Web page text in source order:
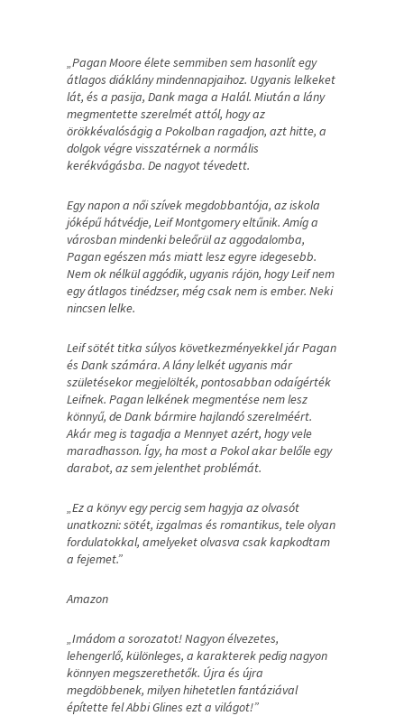
„Pagan Moore élete semmiben sem hasonlít egy
átlagos diáklány mindennapjaihoz. Ugyanis lelkeket
lát, és a pasija, Dank maga a Halál. Miután a lány
megmentette szerelmét attól, hogy az
örökkévalóságig a Pokolban ragadjon, azt hitte, a
dolgok végre visszatérnek a normális
kerékvágásba. De nagyot tévedett.
Egy napon a női szívek megdobbantója, az iskola
jóképű hátvédje, Leif Montgomery eltűnik. Amíg a
városban mindenki beleőrül az aggodalomba,
Pagan egészen más miatt lesz egyre idegesebb.
Nem ok nélkül aggódik, ugyanis rájön, hogy Leif nem
egy átlagos tinédzser, még csak nem is ember. Neki
nincsen lelke.
Leif sötét titka súlyos következményekkel jár Pagan
és Dank számára. A lány lelkét ugyanis már
születésekor megjelölték, pontosabban odaígérték
Leifnek. Pagan lelkének megmentése nem lesz
könnyű, de Dank bármire hajlandó szerelméért.
Akár meg is tagadja a Mennyet azért, hogy vele
maradhasson. Így, ha most a Pokol akar belőle egy
darabot, az sem jelenthet problémát.
„Ez a könyv egy percig sem hagyja az olvasót
unatkozni: sötét, izgalmas és romantikus, tele olyan
fordulatokkal, amelyeket olvasva csak kapkodtam
a fejemet.”
Amazon
„Imádom a sorozatot! Nagyon élvezetes,
lehengerlő, különleges, a karakterek pedig nagyon
könnyen megszerethetők. Újra és újra
megdöbbenek, milyen hihetetlen fantáziával
építette fel Abbi Glines ezt a világot!”